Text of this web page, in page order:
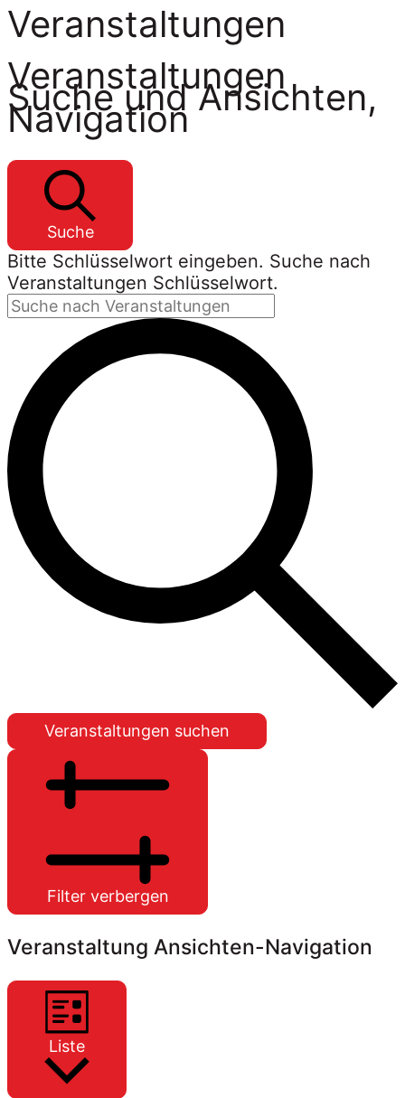
Veranstaltungen
Veranstaltungen
Suche und Ansichten,
Navigation
Suche
Bitte Schlüsselwort eingeben. Suche nach
Veranstaltungen Schlüsselwort.
Veranstaltungen suchen
Filter verbergen
Veranstaltung Ansichten-Navigation
Liste